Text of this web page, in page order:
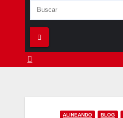
ALINEANDO BLOG